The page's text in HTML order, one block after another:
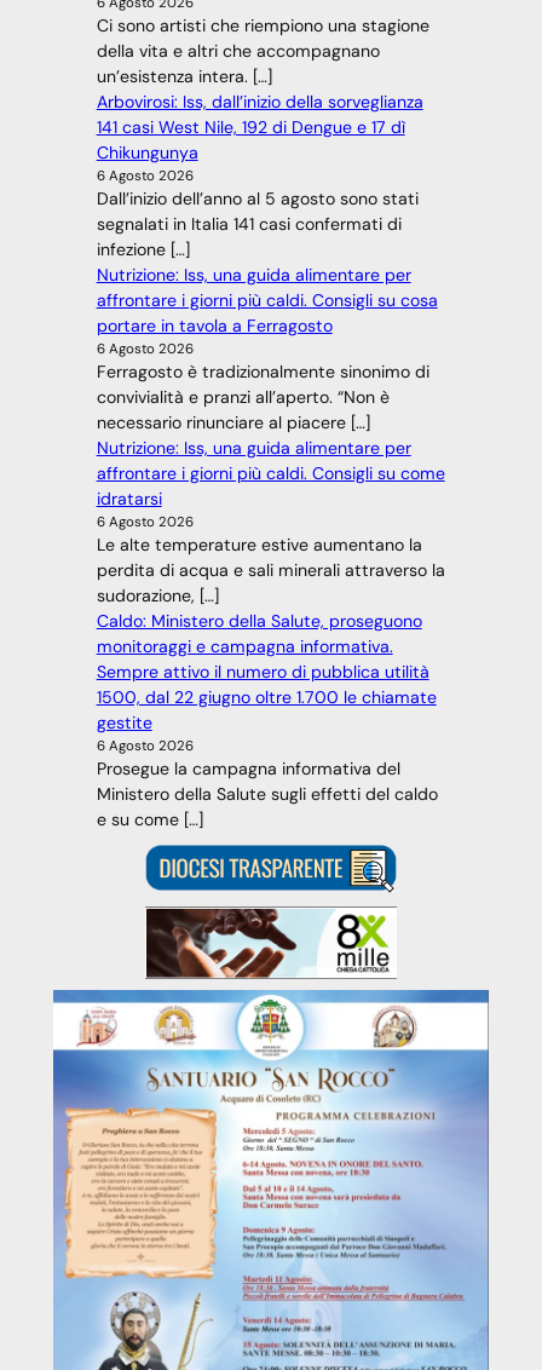
Ci sono artisti che riempiono una stagione
della vita e altri che accompagnano
un’esistenza intera. […]
Arbovirosi: Iss, dall’inizio della sorveglianza
141 casi West Nile, 192 di Dengue e 17 dì
Chikungunya
6 Agosto 2026
Dall’inizio dell’anno al 5 agosto sono stati
segnalati in Italia 141 casi confermati di
infezione […]
Nutrizione: Iss, una guida alimentare per
affrontare i giorni più caldi. Consigli su cosa
portare in tavola a Ferragosto
6 Agosto 2026
Ferragosto è tradizionalmente sinonimo di
convivialità e pranzi all’aperto. “Non è
necessario rinunciare al piacere […]
Nutrizione: Iss, una guida alimentare per
affrontare i giorni più caldi. Consigli su come
idratarsi
6 Agosto 2026
Le alte temperature estive aumentano la
perdita di acqua e sali minerali attraverso la
sudorazione, […]
Caldo: Ministero della Salute, proseguono
monitoraggi e campagna informativa.
Sempre attivo il numero di pubblica utilità
1500, dal 22 giugno oltre 1.700 le chiamate
gestite
6 Agosto 2026
Prosegue la campagna informativa del
Ministero della Salute sugli effetti del caldo
e su come […]